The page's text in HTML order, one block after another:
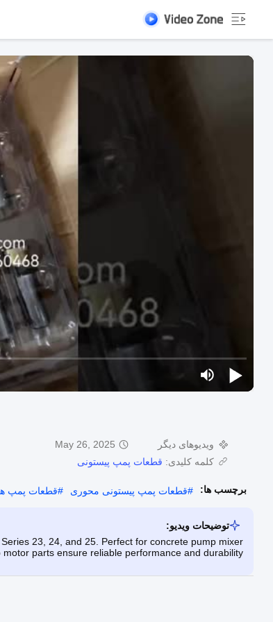
ویدیوهای دیگر
May 26, 2025
کلمه کلیدی: قطعات پمپ پیستونی
برچسب ها: #قطعات پمپ پیستونی محوری #قطعات پمپ
توضیحات ویدیو:
23, 24, and 25. Perfect for concrete pump mixer
parts ensure reliable performance and durability.